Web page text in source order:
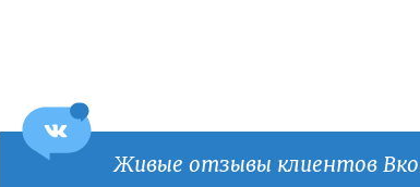
Живые отзывы клиентов